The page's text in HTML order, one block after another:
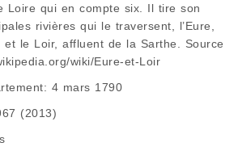
Loire qui en compte six. Il tire son
rivières qui le traversent, l’Eure,
le Loir, affluent de la Sarthe. Source
wiki/Eure-et-Loir
4 mars 1790
(2013)